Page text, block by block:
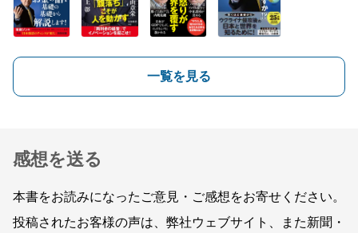
一覧を見る
感想を送る
本書をお読みになったご意見・ご感想をお寄せください。
投稿されたお客様の声は、弊社ウェブサイト、また新聞・